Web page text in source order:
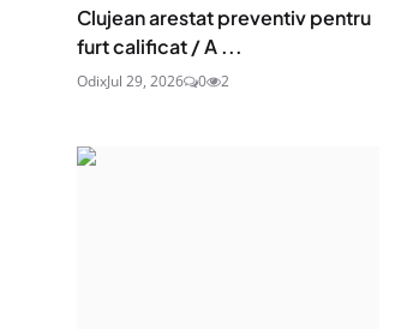
Clujean arestat preventiv pentru
furt calificat / A ...
OdixJul 29, 2026 0 2